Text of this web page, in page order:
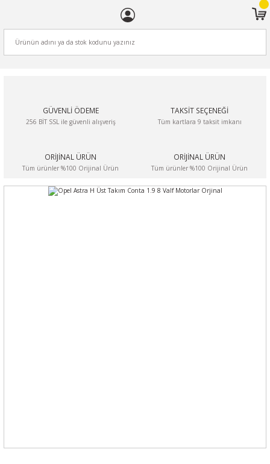
GÜVENLİ ÖDEME
256 BİT SSL ile güvenli alışveriş
TAKSİT SEÇENEĞİ
Tüm kartlara 9 taksit imkanı
ORİJİNAL ÜRÜN
Tüm ürünler %100 Orijinal Ürün
ORİJİNAL ÜRÜN
Tüm ürünler %100 Orijinal Ürün